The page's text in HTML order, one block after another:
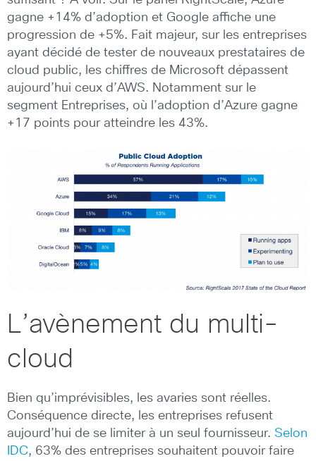
gagne +14% d’adoption et Google affiche une
progression de +5%. Fait majeur, sur les entreprises
ayant décidé de tester de nouveaux prestataires de
cloud public, les chiffres de Microsoft dépassent
aujourd’hui ceux d’AWS. Notamment sur le
segment Entreprises, où l’adoption d’Azure gagne
+17 points pour atteindre les 43%.
L’avènement du multi-
cloud
Bien qu’imprévisibles, les avaries sont réelles.
Conséquence directe, les entreprises refusent
aujourd’hui de se limiter à un seul fournisseur. Selon
IDC, 63% des entreprises souhaitent pouvoir faire